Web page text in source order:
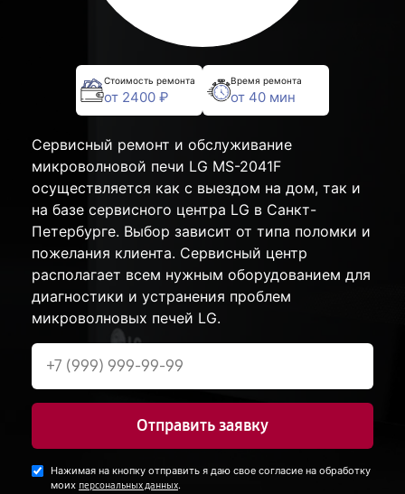
Стоимость ремонта
от 2400 ₽
Время ремонта
от 40 мин
Сервисный ремонт и обслуживание
микроволновой печи LG MS-2041F
осуществляется как с выездом на дом, так и
на базе сервисного центра LG в Санкт-
Петербурге. Выбор зависит от типа поломки и
пожелания клиента. Сервисный центр
располагает всем нужным оборудованием для
диагностики и устранения проблем
микроволновых печей LG.
Отправить заявку
Нажимая на кнопку отправить я даю свое согласие на обработку
моих персональных данных.